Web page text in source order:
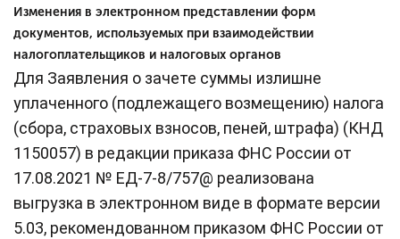
Изменения в электронном представлении форм
документов, используемых при взаимодействии
налогоплательщиков и налоговых органов
Для Заявления о зачете суммы излишне
уплаченного (подлежащего возмещению) налога
(сбора, страховых взносов, пеней, штрафа) (КНД
1150057) в редакции приказа ФНС России от
17.08.2021 № ЕД-7-8/757@ реализована
выгрузка в электронном виде в формате версии
5.03, рекомендованном приказом ФНС России от